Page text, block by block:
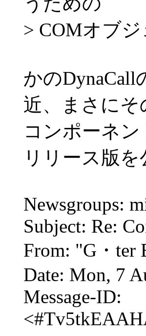
> COMオブ
かのDynaCall
近、まさにそ
コンポーネ
リリース版
Newsgroups:
Subject: Re:
From: "G・ter
Date: Mon, 7
Message-ID: